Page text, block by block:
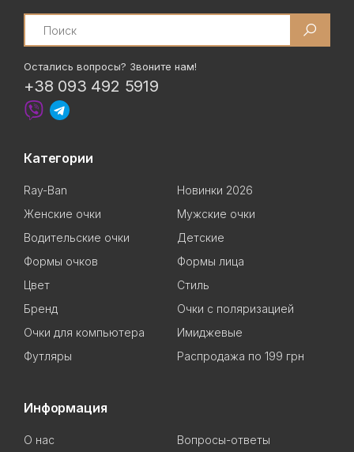
Search
Остались вопросы? Звоните нам!
+38 093 492 5919
Категории
Ray-Ban
Новинки 2026
Женские очки
Мужские очки
Водительские очки
Детские
Формы очков
Формы лица
Цвет
Стиль
Бренд
Очки с поляризацией
Очки для компьютера
Имиджевые
Футляры
Распродажа по 199 грн
Информация
О нас Вопросы-ответы